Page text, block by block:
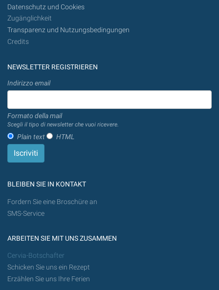
Datenschutz und Cookies
Zugänglichkeit
Transparenz und Nutzungsbedingungen
Credits
NEWSLETTER REGISTRIEREN
Indirizzo email
Formato della mail
Scegli il tipo di newsletter che vuoi ricevere.
Plain text HTML
BLEIBEN SIE IN KONTAKT
Fordern Sie eine Broschüre an
SMS-Service
ARBEITEN SIE MIT UNS ZUSAMMEN
Cervia-Botschafter
Schicken Sie uns ein Rezept
Erzählen Sie uns Ihre Ferien